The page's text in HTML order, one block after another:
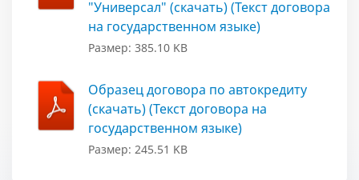
"Универсал" (скачать) (Текст договора
на государственном языке)
Размер: 385.10 KB
Образец договора по автокредиту
(скачать) (Текст договора на
государственном языке)
Размер: 245.51 KB